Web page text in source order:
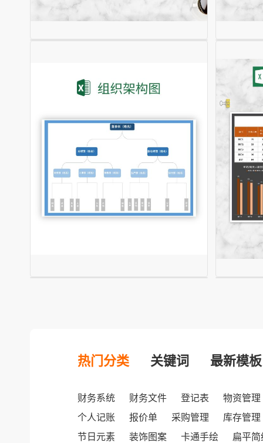
热门分类 关键词 最新模板
财务系统 财务文件 登记表
物资管理
个人记账
报价单 采购管理
库存管理
节日元素
装饰图案 卡通手绘 扁平简